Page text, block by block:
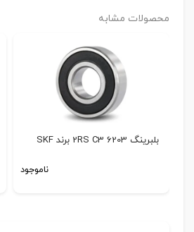
محصولات مشابه
بلبرینگ 6203 2RS C3 برند SKF
ناموجود